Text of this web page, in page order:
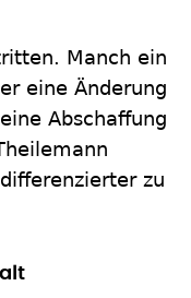
Manch ein
eine Änderung
Abschaffung
zu